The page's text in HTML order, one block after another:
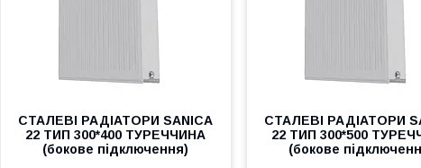
СТАЛЕВІ РАДІАТОРИ SANICA
22 ТИП 300*400 ТУРЕЧЧИНА
(бокове підключення)
СТАЛЕВІ РАДІАТОРИ
22 ТИП 300*500
(бокове